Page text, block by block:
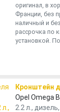
оригинал, в
Франции, без
наличный и
рассрочка по
установкой.
Кронштейн
Opel Omega
2.2 л.,